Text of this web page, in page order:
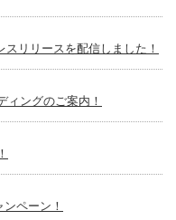
スリリースを配信しました！
ィングのご案内！
ペーン！